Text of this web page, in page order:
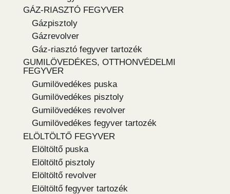
GÁZ-RIASZTÓ FEGYVER
Gázpisztoly
Gázrevolver
Gáz-riasztó fegyver tartozék
GUMILÖVEDÉKES, OTTHONVÉDELMI
FEGYVER
Gumilövedékes puska
Gumilövedékes pisztoly
Gumilövedékes revolver
Gumilövedékes fegyver tartozék
ELÖLTÖLTŐ FEGYVER
Elöltöltő puska
Elöltöltő pisztoly
Elöltöltő revolver
Elöltöltő fegyver tartozék